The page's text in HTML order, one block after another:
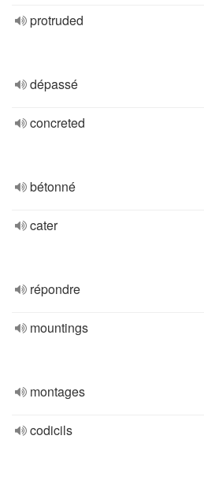
protruded
dépassé
concreted
bétonné
cater
répondre
mountings
montages
codicils